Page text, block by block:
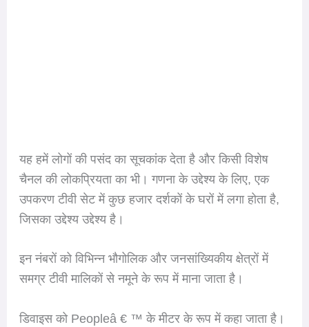
यह हमें लोगों की पसंद का सूचकांक देता है और किसी विशेष
चैनल की लोकप्रियता का भी। गणना के उद्देश्य के लिए, एक
उपकरण टीवी सेट में कुछ हजार दर्शकों के घरों में लगा होता है,
जिसका उद्देश्य उद्देश्य है।
इन नंबरों को विभिन्न भौगोलिक और जनसांख्यिकीय क्षेत्रों में
समग्र टीवी मालिकों से नमूने के रूप में माना जाता है।
डिवाइस को Peopleâ € ™ के मीटर के रूप में कहा जाता है।